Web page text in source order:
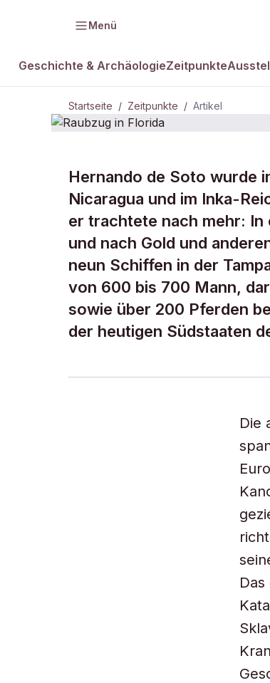
Menü
Geschichte & ArchäologieZeitpunkte
Startseite / Zeitpunkte / Artikel
ZEITPUNKTE · 31. MAI 1539
Raubzug
Florida
Hernando de Soto wurde
Nicaragua und im Inka-
er trachtete nach mehr:
und nach Gold und
neun Schiffen in der
von 600 bis 700 Mann,
sowie über 200 Pferden
der heutigen Südstaaten
Die